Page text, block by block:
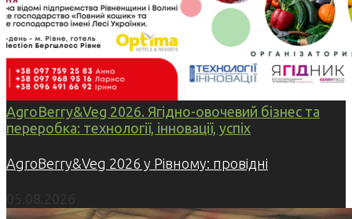
AgroBerry&Veg 2026. Ягідно-овочевий бізнес та
переробка: технології, інновації, успіх
AgroBerry&Veg 2026 у Рівному: провідні